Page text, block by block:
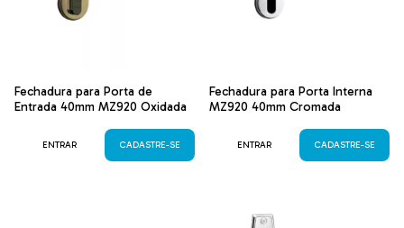
Fechadura para Porta de
Entrada 40mm MZ920 Oxidada
ENTRAR CADASTRE-SE
Fechadura para Porta Interna
MZ920 40mm Cromada
ENTRAR CADASTRE-SE